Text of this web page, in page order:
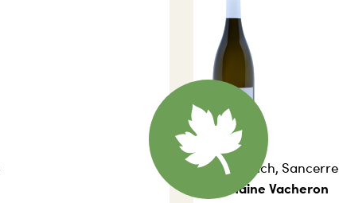
Frankreich, Sancerre
Domaine Vacheron